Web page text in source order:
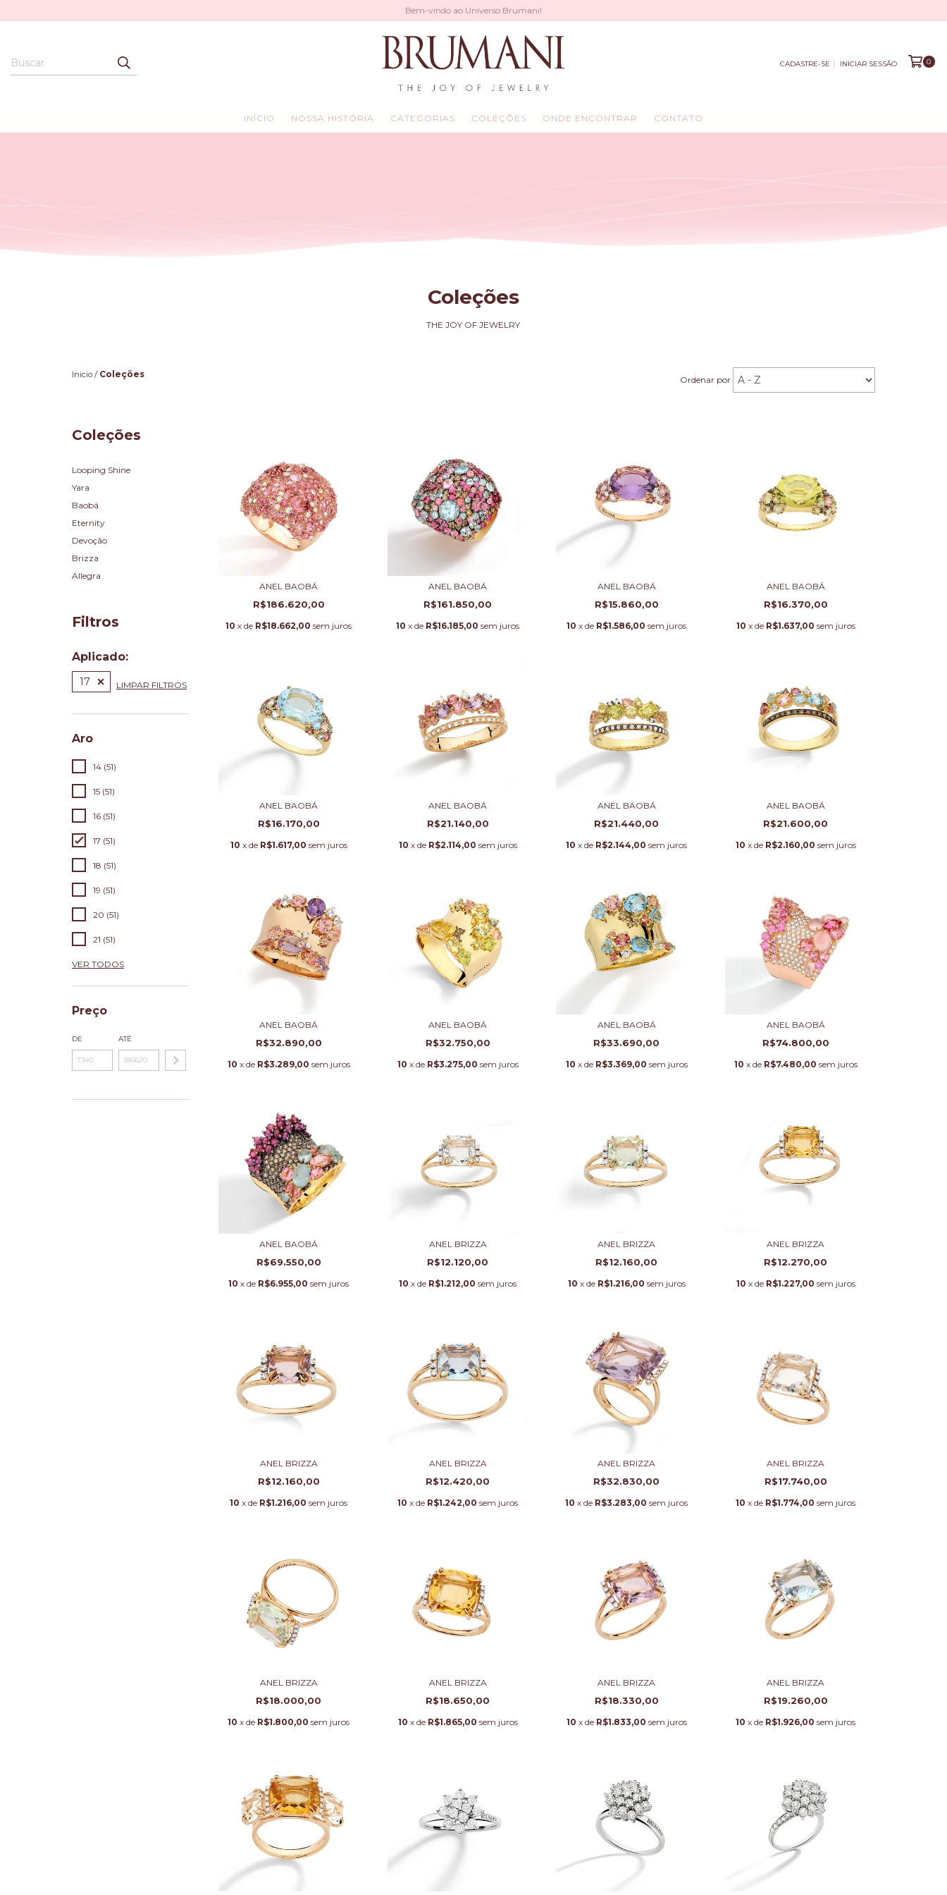
Bem-vindo ao Universo Brumani!
CADASTRE-SE INICIAR SESSÃO 0
INÍCIO NOSSA HISTÓRIA CATEGORIAS COLEÇÕES ONDE ENCONTRAR CONTATO
Coleções
THE JOY OF JEWELRY
Início / Coleções Ordenar por
Coleções
Looping Shine
Yara
Baobá
Eternity
Devoção
Brizza
Allegra
Filtros
Aplicado:
17 LIMPAR FILTROS
Aro
14 (51)
15 (51)
16 (51)
17 (51)
18 (51)
19 (51)
20 (51)
21 (51)
VER TODOS
Preço
DE ATÉ
ANEL BAOBÁ
R$186.620,00
10 x de R$18.662,00 sem juros
ANEL BAOBÁ
R$161.850,00
10 x de R$16.185,00 sem juros
ANEL BAOBÁ
R$15.860,00
10 x de R$1.586,00 sem juros
ANEL BAOBÁ
R$16.370,00
10 x de R$1.637,00 sem juros
ANEL BAOBÁ
R$16.170,00
10 x de R$1.617,00 sem juros
ANEL BAOBÁ
R$21.140,00
10 x de R$2.114,00 sem juros
ANEL BAOBÁ
R$21.440,00
10 x de R$2.144,00 sem juros
ANEL BAOBÁ
R$21.600,00
10 x de R$2.160,00 sem juros
ANEL BAOBÁ
R$32.890,00
10 x de R$3.289,00 sem juros
ANEL BAOBÁ
R$32.750,00
10 x de R$3.275,00 sem juros
ANEL BAOBÁ
R$33.690,00
10 x de R$3.369,00 sem juros
ANEL BAOBÁ
R$74.800,00
10 x de R$7.480,00 sem juros
ANEL BAOBÁ
R$69.550,00
10 x de R$6.955,00 sem juros
ANEL BRIZZA
R$12.120,00
10 x de R$1.212,00 sem juros
ANEL BRIZZA
R$12.160,00
10 x de R$1.216,00 sem juros
ANEL BRIZZA
R$12.270,00
10 x de R$1.227,00 sem juros
ANEL BRIZZA
R$12.160,00
10 x de R$1.216,00 sem juros
ANEL BRIZZA
R$12.420,00
10 x de R$1.242,00 sem juros
ANEL BRIZZA
R$32.830,00
10 x de R$3.283,00 sem juros
ANEL BRIZZA
R$17.740,00
10 x de R$1.774,00 sem juros
ANEL BRIZZA
R$18.000,00
10 x de R$1.800,00 sem juros
ANEL BRIZZA
R$18.650,00
10 x de R$1.865,00 sem juros
ANEL BRIZZA
R$18.330,00
10 x de R$1.833,00 sem juros
ANEL BRIZZA
R$19.260,00
10 x de R$1.926,00 sem juros